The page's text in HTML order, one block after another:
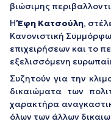
βιώσιμης
ΗΈφη Κατσούλη,
Κανονιστική
επιχειρήσεων και το
εξελισσόμενη
Συζητούν για την
δικαιώματα των
χαρακτήρα
όλων των άλλων